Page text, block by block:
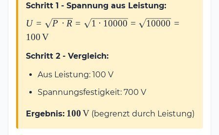
Schritt 1 - Spannung aus Leistung:
U = \sqrt{P
\cdot R} =
10000} =
=
100\,\text{V}
U = P ⋅ R = 1 ⋅ 10000 = 10000 =
100 V
Schritt 2 - Vergleich:
Aus Leistung: 100 V
Spannungsfestigkeit: 700 V
Ergebnis: \mathbf{100\,\text{V}}
100 V (begrenzt durch Leistung)